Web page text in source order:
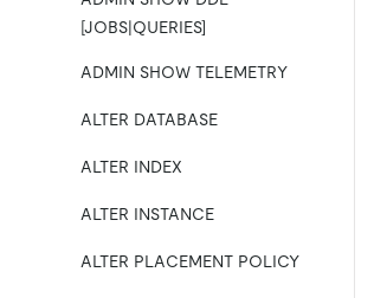
[JOBS|QUERIES]
ADMIN SHOW TELEMETRY
ALTER DATABASE
ALTER INDEX
ALTER INSTANCE
ALTER PLACEMENT POLICY